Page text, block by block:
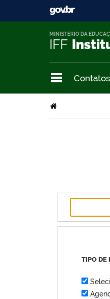
IFF
MINISTÉRIO DA
Contatos
TIPO DE